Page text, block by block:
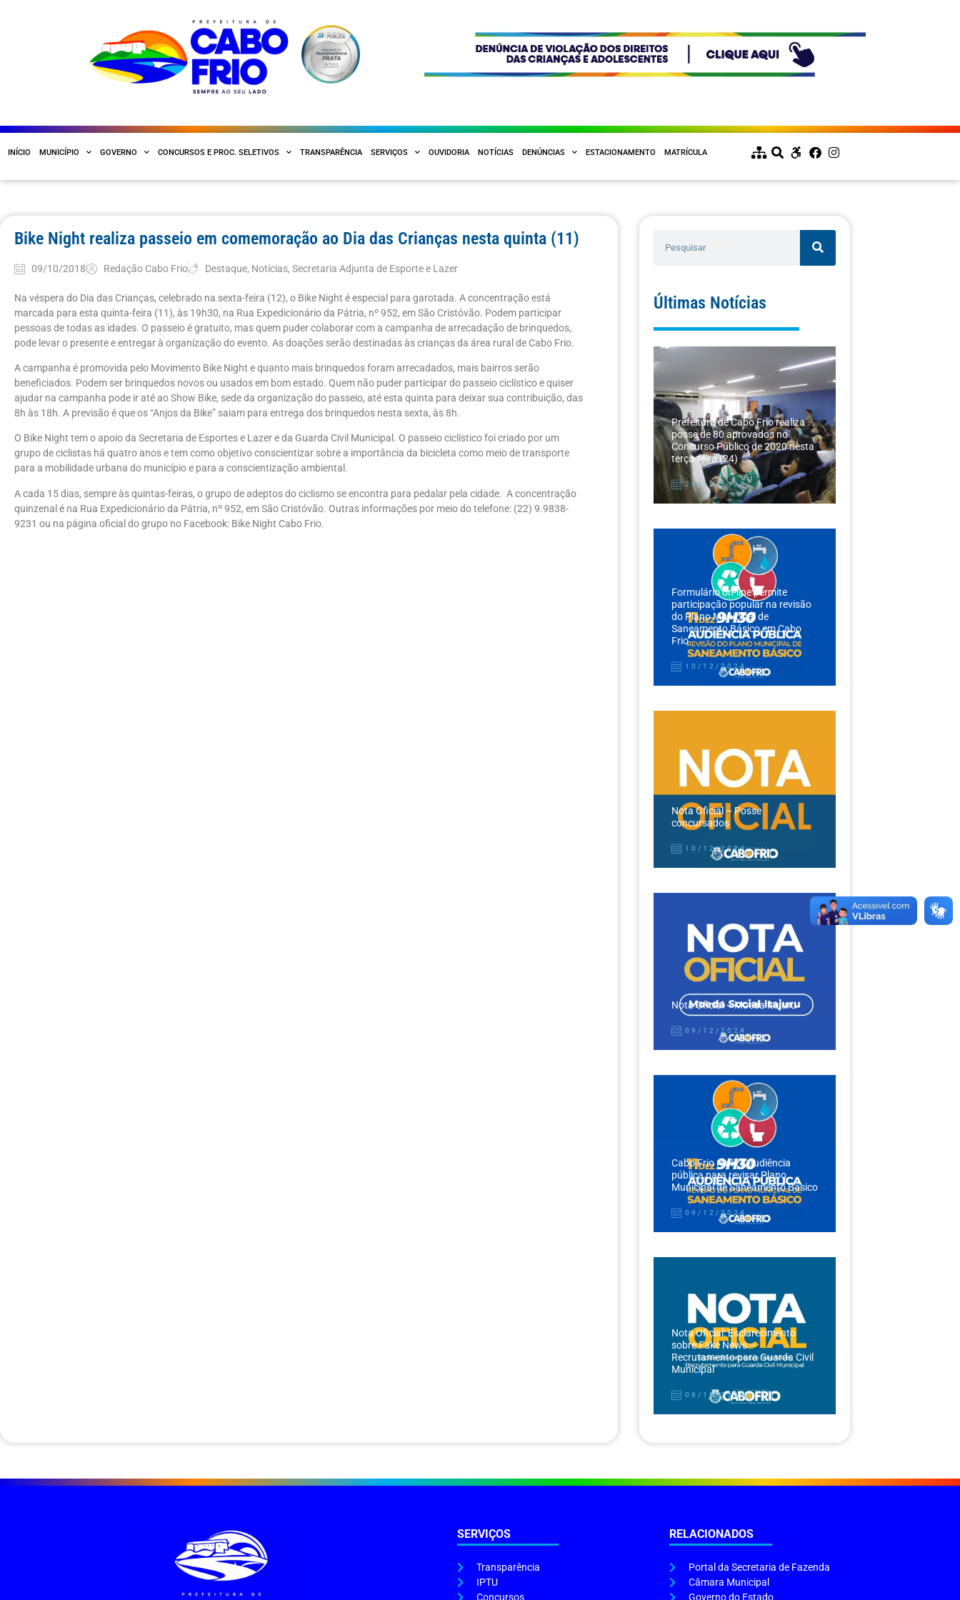
INÍCIO MUNICÍPIO GOVERNO CONCURSOS E PROC. SELETIVOS TRANSPARÊNCIA SERVIÇOS OUVIDORIA NOTÍCIAS DENÚNCIAS ESTACIONAMENTO MATRÍCULA
Bike Night realiza passeio em comemoração ao Dia das Crianças nesta quinta (11)
09/10/2018 Redação Cabo Frio Destaque, Notícias,Secretaria Adjunta de Esporte e Lazer
Na véspera do Dia das Crianças, celebrado na sexta-feira (12), o Bike Night é especial para garotada. A concentração está
marcada para esta quinta-feira (11), às 19h30, na Rua Expedicionário da Pátria, nº 952, em São Cristóvão. Podem participar
pessoas de todas as idades. O passeio é gratuito, mas quem puder colaborar com a campanha de arrecadação de brinquedos,
pode levar o presente e entregar à organização do evento. As doações serão destinadas às crianças da área rural de Cabo Frio.
A campanha é promovida pelo Movimento Bike Night e quanto mais brinquedos foram arrecadados, mais bairros serão
beneficiados. Podem ser brinquedos novos ou usados em bom estado. Quem não puder participar do passeio ciclístico e quiser
ajudar na campanha pode ir até ao Show Bike, sede da organização do passeio, até esta quinta para deixar sua contribuição, das
8h às 18h. A previsão é que os “Anjos da Bike” saiam para entrega dos brinquedos nesta sexta, às 8h.
O Bike Night tem o apoio da Secretaria de Esportes e Lazer e da Guarda Civil Municipal. O passeio ciclístico foi criado por um
grupo de ciclistas há quatro anos e tem como objetivo conscientizar sobre a importância da bicicleta como meio de transporte
para a mobilidade urbana do município e para a conscientização ambiental.
A cada 15 dias, sempre às quintas-feiras, o grupo de adeptos do ciclismo se encontra para pedalar pela cidade. A concentração
quinzenal é na Rua Expedicionário da Pátria, nº 952, em São Cristóvão. Outras informações por meio do telefone: (22) 9.9838-
9231 ou na página oficial do grupo no Facebook: Bike Night Cabo Frio.
Últimas Notícias
Prefeitura de Cabo Frio realiza
posse de 80 aprovados no
Concurso Público de 2020 nesta
terça-feira (24)
24/12/2024
Formulário on-line permite
participação popular na revisão
do Plano Municipal de
Saneamento Básico em Cabo
Frio
10/12/2024
Nota Oficial – Posse
concursados
10/12/2024
Nota Oficial – Moeda Itajuru
09/12/2024
Cabo Frio realiza audiência
pública para revisar Plano
Municipal de Saneamento Básico
09/12/2024
Nota Oficial: Esclarecimento
sobre Fake News –
Recrutamento para Guarda Civil
Municipal
06/12/2024
SERVIÇOS
Transparência
IPTU
Concursos
RELACIONADOS
Portal da Secretaria de Fazenda
Câmara Municipal
Governo do Estado